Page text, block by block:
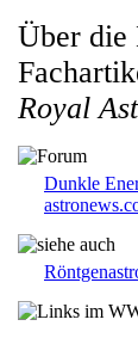
Über die
Royal
Dunkle